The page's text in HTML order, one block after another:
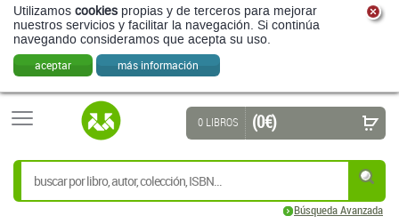
Utilizamos cookies propias y de terceros para mejorar
nuestros servicios y facilitar la navegación. Si continúa
navegando consideramos que acepta su uso.
aceptar más información
Búsqueda Avanzada
0 LIBROS (0 €)